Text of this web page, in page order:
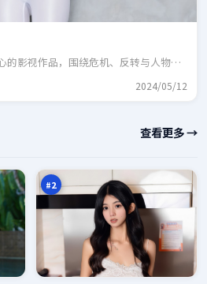
的影视作品，围绕危机、反转与人物成
2024/05/12
查看更多 →
#2
务万